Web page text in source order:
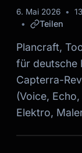
6. Mai 2026
Teilen
Plancraft,
für deutsche
Capterra-
(Voice,
Elektro,